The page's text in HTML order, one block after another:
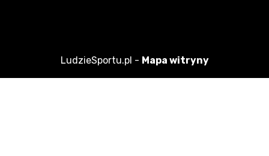
LudzieSportu.pl - Mapa witryny